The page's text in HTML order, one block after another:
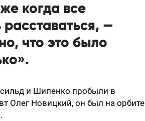
когда все
расставаться, —
что это было
и Шипенко пробыли в
Олег Новицкий, он был на орбите